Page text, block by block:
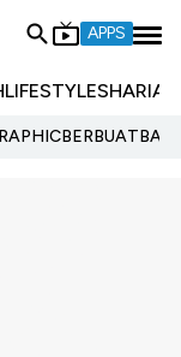
APPS
LIFESTYLESHARIA